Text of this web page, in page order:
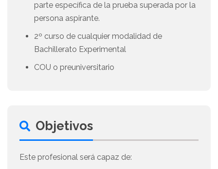
parte específica de la prueba superada por la
persona aspirante.
2º curso de cualquier modalidad de
Bachillerato Experimental
COU o preuniversitario
Objetivos
Este profesional será capaz de: